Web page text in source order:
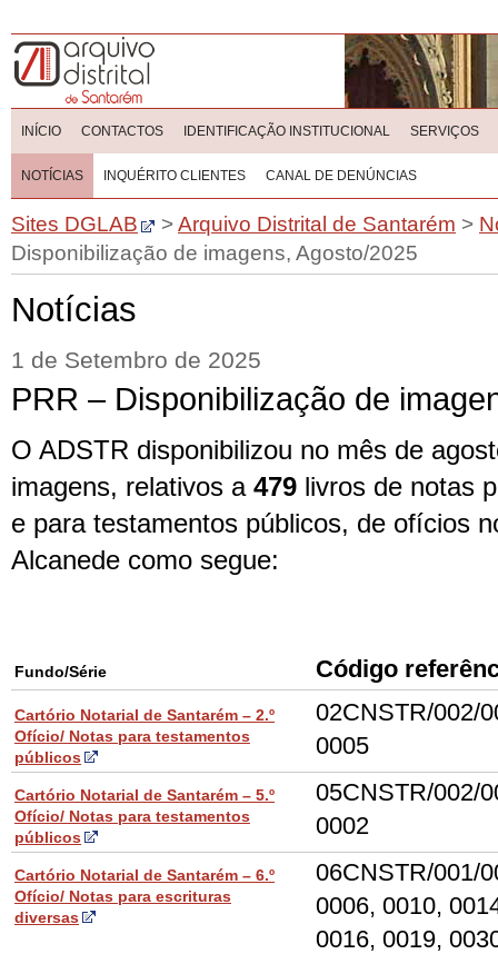
INÍCIO CONTACTOS IDENTIFICAÇÃO INSTITUCIONAL SERVIÇOS
NOTÍCIAS INQUÉRITO CLIENTES CANAL DE DENÚNCIAS
Sites DGLAB >Arquivo Distrital de Santarém >
Disponibilização de imagens, Agosto/2025
Notícias
1 de Setembro de 2025
PRR – Disponibilização de
O ADSTR disponibilizou no mês de
imagens, relativos a 479 livros de notas
e para testamentos públicos, de ofícios
Alcanede como segue:
Fundo/Série Código
Cartório Notarial de Santarém – 2.º
Ofício/ Notas para testamentos
públicos
02CNSTR/002/
0005
Cartório Notarial de Santarém – 5.º
Ofício/ Notas para testamentos
públicos
05CNSTR/002/
0002
Cartório Notarial de Santarém – 6.º
Ofício/ Notas para escrituras
diversas
06CNSTR/001/
0006, 0010,
0016, 0019,